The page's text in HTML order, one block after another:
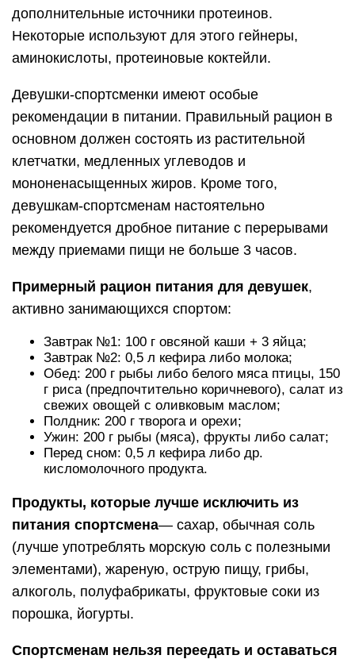
дополнительные источники протеинов.
Некоторые используют для этого гейнеры,
аминокислоты, протеиновые коктейли.
Девушки-спортсменки имеют особые
рекомендации в питании. Правильный рацион в
основном должен состоять из растительной
клетчатки, медленных углеводов и
мононенасыщенных жиров. Кроме того,
девушкам-спортсменам настоятельно
рекомендуется дробное питание с перерывами
между приемами пищи не больше 3 часов.
Примерный рацион питания для девушек,
активно занимающихся спортом:
Завтрак №1: 100 г овсяной каши + 3 яйца;
Завтрак №2: 0,5 л кефира либо молока;
Обед: 200 г рыбы либо белого мяса птицы, 150
г риса (предпочтительно коричневого), салат из
свежих овощей с оливковым маслом;
Полдник: 200 г творога и орехи;
Ужин: 200 г рыбы (мяса), фрукты либо салат;
Перед сном: 0,5 л кефира либо др.
кисломолочного продукта.
Продукты, которые лучше исключить из
питания спортсмена— сахар, обычная соль
(лучше употреблять морскую соль с полезными
элементами), жареную, острую пищу, грибы,
алкоголь, полуфабрикаты, фруктовые соки из
порошка, йогурты.
Спортсменам нельзя переедать и оставаться